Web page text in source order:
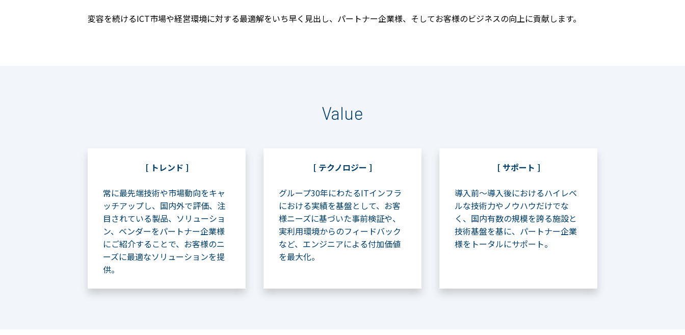
変容を続けるICT市場や経営環境に対する最適解をいち早く見出し、パートナー企業様、そしてお客様のビジネスの向上に貢献します。
Value
[ トレンド ]
常に最先端技術や市場動向をキャ
ッチアップし、国内外で評価、注
目されている製品、ソリューショ
ン、ベンダーをパートナー企業様
にご紹介することで、お客様のニ
ーズに最適なソリューションを提
供。
[ テクノロジー ]
グループ30年にわたるITインフラ
における実績を基盤として、お客
様ニーズに基づいた事前検証や、
実利用環境からのフィードバック
など、エンジニアによる付加価値
を最大化。
[ サポート ]
導入前～導入後におけるハイレベ
ルな技術力​やノウハウだけでな
く、国内有数の規模を誇​る施設と
技術基盤を基に、パートナー企業
様​をトータルにサポート。​